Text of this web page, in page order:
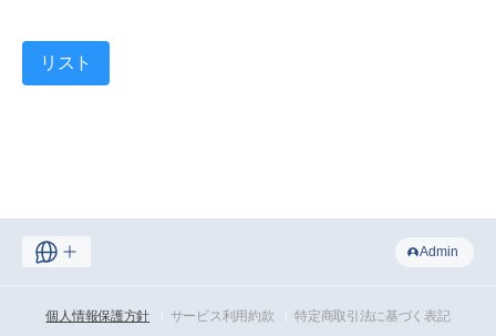
リスト
Admin
個人情報保護方針 サービス利用約款
特定商取引法に基づく表記